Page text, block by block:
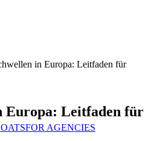
FOR AGENCIES
in Europa: Leitfaden für
Europa: Leitfaden für